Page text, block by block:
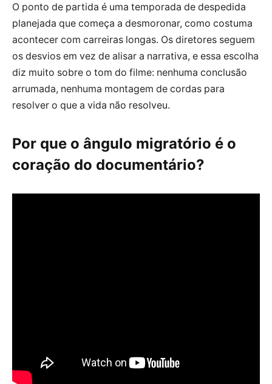
O ponto de partida é uma temporada de despedida
planejada que começa a desmoronar, como costuma
acontecer com carreiras longas. Os diretores seguem
os desvios em vez de alisar a narrativa, e essa escolha
diz muito sobre o tom do filme: nenhuma conclusão
arrumada, nenhuma montagem de cordas para
resolver o que a vida não resolveu.
Por que o ângulo migratório é o
coração do documentário?